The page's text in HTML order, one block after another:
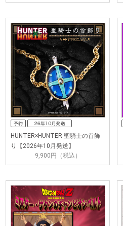
HUNTER×HUNTER 聖騎士の首飾
り【2026年10月発送】
9,900円（税込）